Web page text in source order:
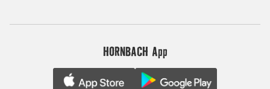
HORNBACH App